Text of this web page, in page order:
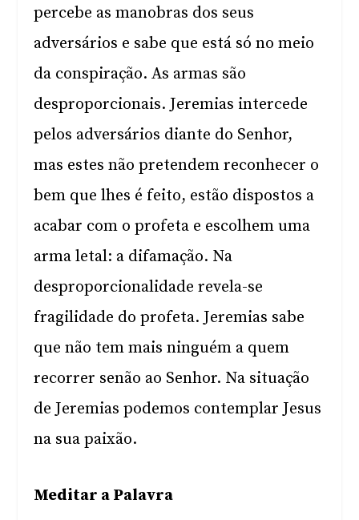
percebe as manobras dos seus
adversários e sabe que está só no meio
da conspiração. As armas são
desproporcionais. Jeremias intercede
pelos adversários diante do Senhor,
mas estes não pretendem reconhecer o
bem que lhes é feito, estão dispostos a
acabar com o profeta e escolhem uma
arma letal: a difamação. Na
desproporcionalidade revela-se
fragilidade do profeta. Jeremias sabe
que não tem mais ninguém a quem
recorrer senão ao Senhor. Na situação
de Jeremias podemos contemplar Jesus
na sua paixão.
Meditar a Palavra